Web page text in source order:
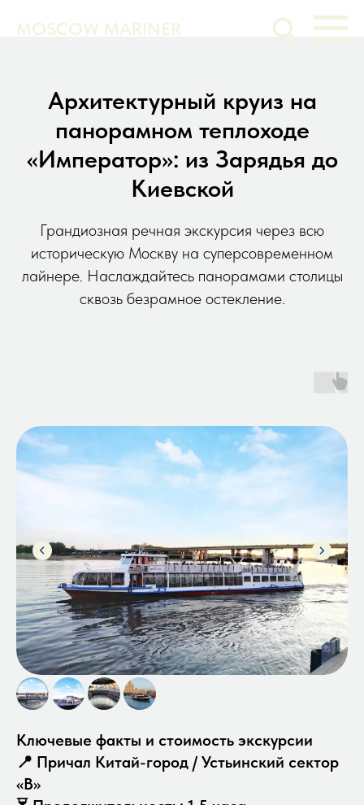
MOSCOW MARINER
Архитектурный круиз на
панорамном теплоходе
«Император»: из Зарядья до
Киевской
Грандиозная речная экскурсия через всю
историческую Москву на суперсовременном
лайнере. Наслаждайтесь панорамами столицы
сквозь безрамное остекление.
Ключевые факты и стоимость экскурсии
📍 Причал Китай-город / Устьинский сектор
«B»